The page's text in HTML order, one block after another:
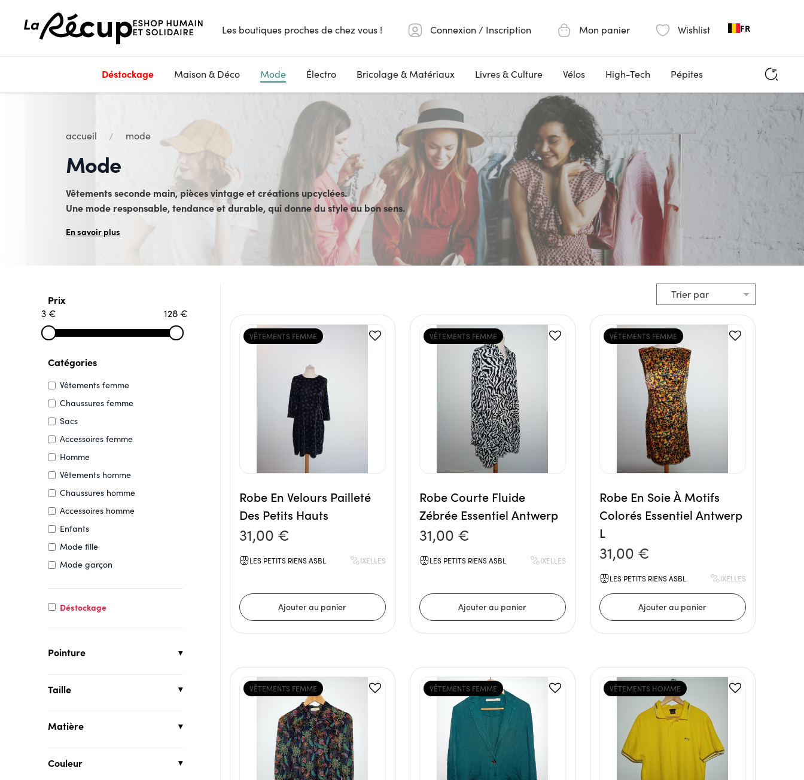
Les boutiques proches de chez vous ! Connexion / Inscription Mon panier Wishlist FR
Déstockage Maison & Déco Mode Électro Bricolage & Matériaux Livres & Culture Vélos High-Tech Pépites
accueil mode
Mode
Vêtements seconde main, pièces vintage et créations upcyclées.
Une mode responsable, tendance et durable, qui donne du style au bon sens.
En savoir plus
Prix
3 € 128 €
Catégories
Vêtements femme
Chaussures femme
Sacs
Accessoires femme
Homme
Vêtements homme
Chaussures homme
Accessoires homme
Enfants
Mode fille
Mode garçon
Pointure
Taille
Matière
Couleur
Déstockage
VÊTEMENTS FEMME
Robe En Velours Pailleté
Des Petits Hauts
31,00 €
LES PETITS RIENS ASBL IXELLES
VÊTEMENTS FEMME
Robe Courte Fluide
Zébrée Essentiel Antwerp
31,00 €
LES PETITS RIENS ASBL IXELLES
VÊTEMENTS FEMME
Robe En Soie À Motifs
Colorés Essentiel Antwerp
L
31,00 €
LES PETITS RIENS ASBL IXELLES
VÊTEMENTS FEMME VÊTEMENTS FEMME VÊTEMENTS HOMME